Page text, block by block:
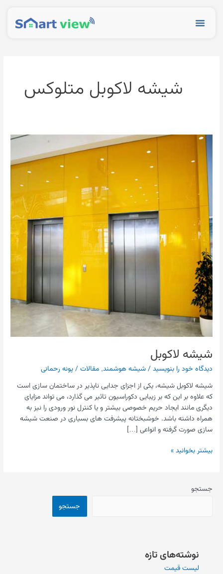
Menu
شیشه لاکوبل متلوکس
شیشه لاکوبل
دیدگاه‌ خود را بنویسید /شیشه هوشمند,مقالات /پونه رحمانی
شیشه لاکوبل شیشه، یکی از اجزای جدایی ناپذیر در ساختمان سازی است
که علاوه بر این که بر زیبایی دکوراسیون تاثیر می گذارد، می تواند مزایای
دیگری مانند ایجاد حریم خصوصی بیشتر و یا کنترل نور ورودی را نیز به
همراه داشته باشد. خوشبختانه پیشرفت های بسیاری در صنعت شیشه
سازی صورت گرفته و انواعی […]
شیشه
لاکوبل
بیشتر بخوانید »
جستجو
جستجو
نوشته‌های تازه
لیست قیمت